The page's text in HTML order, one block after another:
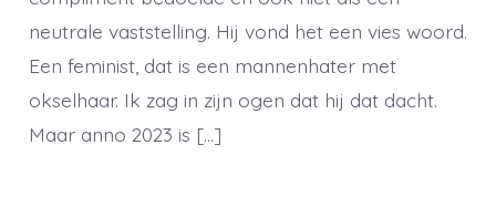
neutrale vaststelling. Hij vond het een vies woord.
Een feminist, dat is een mannenhater met
okselhaar. Ik zag in zijn ogen dat hij dat dacht.
Maar anno 2023 is […]